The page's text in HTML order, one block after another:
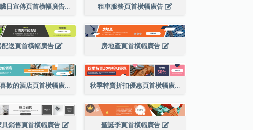
世界心臟日宣傳頁首橫幅廣告 租車服務頁首橫幅廣告
送頁首橫幅廣告 房地產頁首橫幅廣告
尋找您喜歡的酒店頁首橫幅廣告 秋季特賣折扣優惠頁首橫幅廣告
銷售頁首橫幅廣告 聖誕季頁首橫幅廣告